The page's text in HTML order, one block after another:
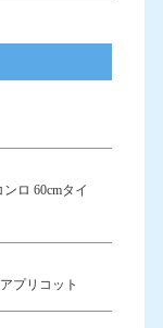
ロ 60cmタイ
プリコット